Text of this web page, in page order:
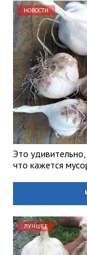
НОВОСТИ
Это
что кажется
ЛУЧШЕЕ